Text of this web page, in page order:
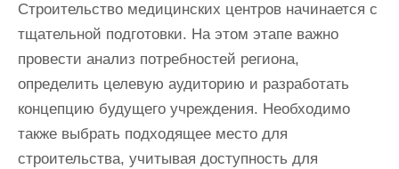
Строительство медицинских центров начинается с
тщательной подготовки. На этом этапе важно
провести анализ потребностей региона,
определить целевую аудиторию и разработать
концепцию будущего учреждения. Необходимо
также выбрать подходящее место для
строительства, учитывая доступность для